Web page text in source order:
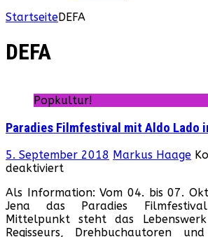
StartseiteDEFA
DEFA
Popkultur!
Paradies Filmfestival mit Aldo Lado
5. September 2018 Markus Haage
deaktiviertfür
Filmfestival
mit
Aldo
Lado
Als Information: Vom 04. bis 07.
Jena das Paradies
Mittelpunkt steht das
Regisseurs, Drehbuchautoren